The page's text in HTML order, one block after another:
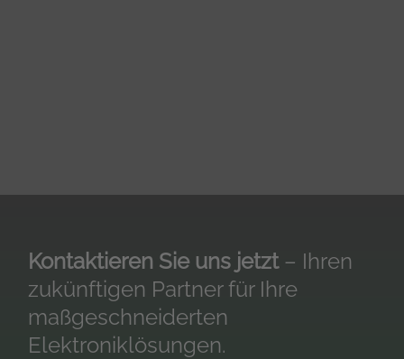
Kontaktieren Sie uns jetzt – Ihren
zukünftigen Partner für Ihre
maßgeschneiderten
Elektroniklösungen.